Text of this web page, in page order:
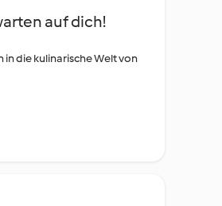
auf dich!
in die kulinarische Welt von